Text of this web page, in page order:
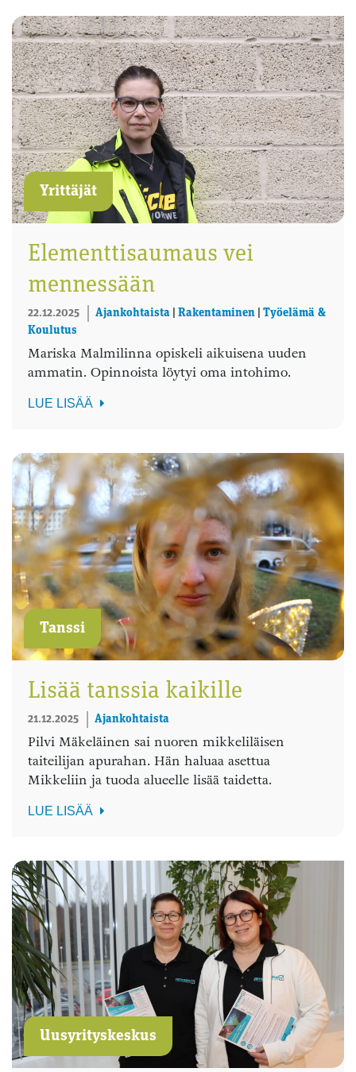
Yrittäjät
Elementtisaumaus vei
mennessään
22.12.2025 Ajankohtaista Rakentaminen
Työelämä &
Koulutus
Mariska Malmilinna opiskeli aikuisena uuden
ammatin. Opinnoista löytyi oma intohimo.
LUE LISÄÄ
Tanssi
Lisää tanssia kaikille
21.12.2025 Ajankohtaista
Pilvi Mäkeläinen sai nuoren mikkeliläisen
taiteilijan apurahan. Hän haluaa asettua
Mikkeliin ja tuoda alueelle lisää taidetta.
LUE LISÄÄ
Uusyrityskeskus